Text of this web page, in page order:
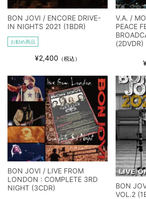
NGHFB / 2024年7月28日 フジロック’24
*NEW RELEASE (最新約3ヶ月)
2024.8.24
ウォーニング / 2024年4月22日 英リーズ公
IEM+Aud！
ビリー・ジョエル / 2024年3月24日
収録！
*NEW RELEASE (最新約3ヶ月)
2024.6.24
リアム・ギャラガー / 2024年6月3日 カー
全収録！
*NEW RELEASE (最新約3ヶ月)
2024.6.24
スコーピオンズ / 2024年6月15日 リスボン
*NEW RELEASE (最新約3ヶ月)
2024.6.20
マネスキン / 2024年6月9日 ドイツ ROCK
全収録！
*NEW RELEASE (最新約3ヶ月)
リアム・ギャラガー / 2024年6月1日 英国シ
BON JOVI / ENCORE DRIVE-
IN NIGHTS 2021 (1BDR)
お勧め商品
¥2,400 （税込）
V.A. /
PEACE
(2DVDR)
BON JOVI / LIVE FROM
LONDON : COMPLETE 3RD
NIGHT (3CDR)
BON
VOL.2